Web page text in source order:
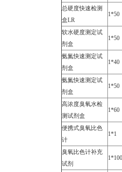
总硬度快速检测
盒LR
1*50
软水硬度测定试
剂盒
1*50
氨氮快速测定试
剂盒
1*40
氨氮快速测定试
剂盒
1*50
高浓度臭氧水检
测试剂盒
1*60
便携式臭氧比色
计
1*1
臭氧比色计补充
试剂
1*100